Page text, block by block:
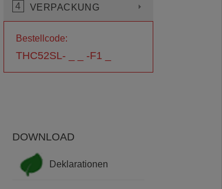
4 VERPACKUNG
Bestellcode:
THC52SL- _ _ -F1 _
DOWNLOAD
Deklarationen